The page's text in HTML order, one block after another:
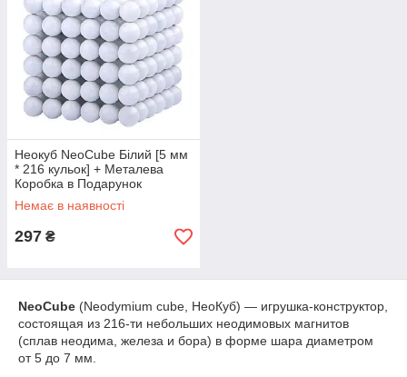
Неокуб NeoCube Білий [5 мм
* 216 кульок] + Металева
Коробка в Подарунок
Немає в наявності
297 ₴
NeoCube (Neodymium cube, НеоКуб) — игрушка-конструктор,
состоящая из 216-ти небольших неодимовых магнитов
(сплав неодима, железа и бора) в форме шара диаметром
от 5 до 7 мм.